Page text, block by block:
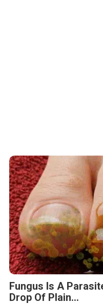
Fungus Is A
Drop Of Plain...